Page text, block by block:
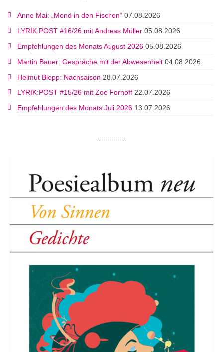
Anne Mai: „Mond in den Fischen“ 07.08.2026
LYRIK:POST #16/26 mit Andreas Müller 05.08.2026
Empfehlungen des Monats August 2026 05.08.2026
Martin Bauer: Gespräche mit der Abwesenheit 04.08.2026
Helmut Blepp: Nachsaison 28.07.2026
LYRIK:POST #15/26 mit Zoe Fornoff 22.07.2026
Empfehlungen des Monats Juli 2026 13.07.2026